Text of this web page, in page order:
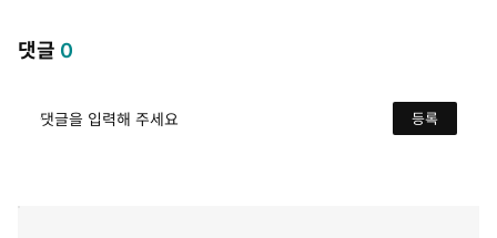
댓글 0
댓글을 입력해 주세요 등록